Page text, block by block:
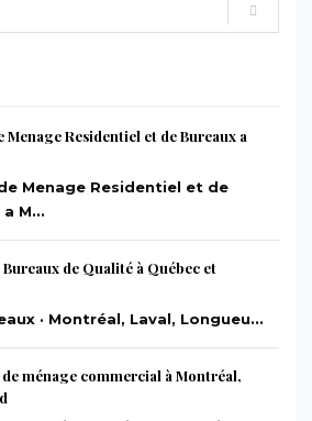
Menage Residentiel et de Bureaux a
Menage Residentiel et de
M...
de Qualité à Québec et
· Montréal, Laval, Longueu...
ménage commercial à Montréal,